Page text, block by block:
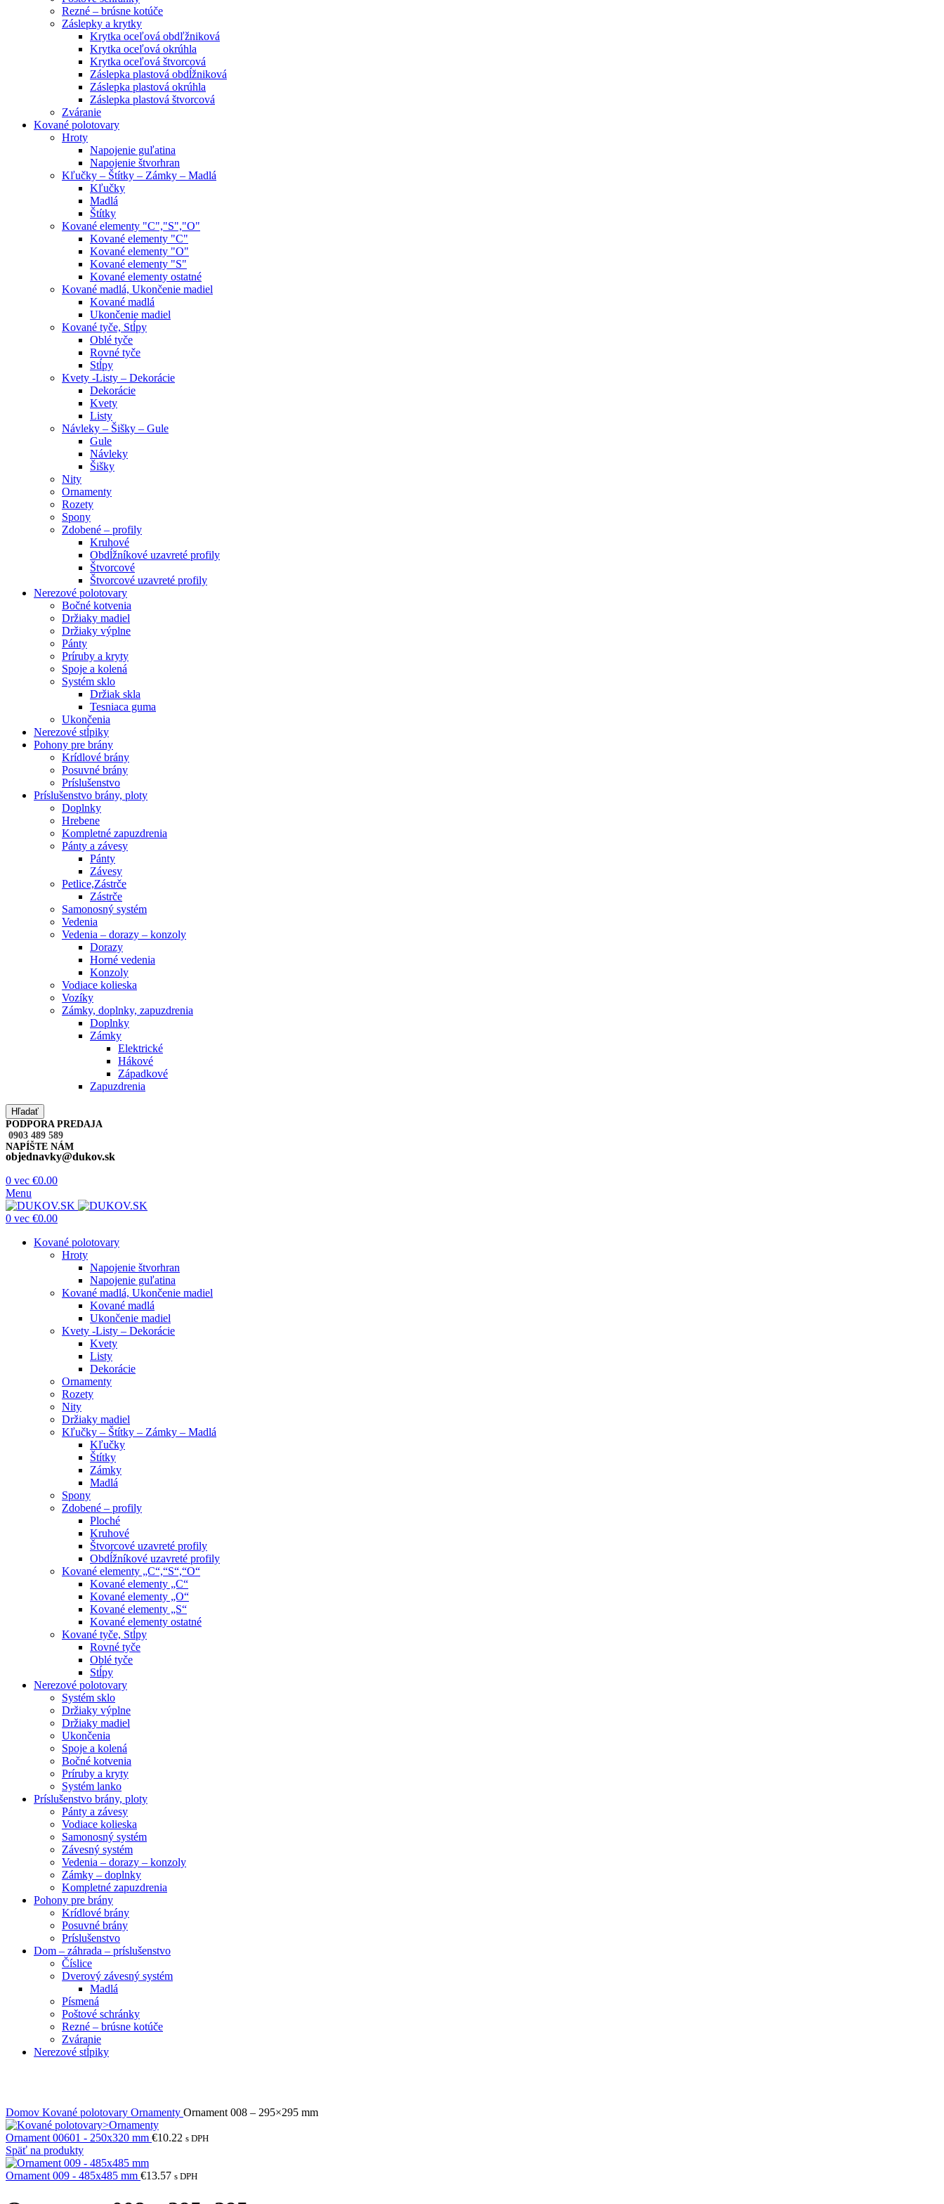
Rezné – brúsne kotúče
Záslepky a krytky
Krytka oceľová obdľžniková
Krytka oceľová okrúhla
Krytka oceľová štvorcová
Záslepka plastová obdĺžniková
Záslepka plastová okrúhla
Záslepka plastová štvorcová
Zváranie
Kované polotovary
Hroty
Napojenie guľatina
Napojenie štvorhran
Kľučky – Štítky – Zámky – Madlá
Kľučky
Madlá
Štítky
Kované elementy "C","S","O"
Kované elementy "C"
Kované elementy "O"
Kované elementy "S"
Kované elementy ostatné
Kované madlá, Ukončenie madiel
Kované madlá
Ukončenie madiel
Kované tyče, Stĺpy
Oblé tyče
Rovné tyče
Stĺpy
Kvety -Listy – Dekorácie
Dekorácie
Kvety
Listy
Návleky – Šišky – Gule
Gule
Návleky
Šišky
Nity
Ornamenty
Rozety
Spony
Zdobené – profily
Kruhové
Obdĺžníkové uzavreté profily
Štvorcové
Štvorcové uzavreté profily
Nerezové polotovary
Bočné kotvenia
Držiaky madiel
Držiaky výplne
Pánty
Príruby a kryty
Spoje a kolená
Systém sklo
Držiak skla
Tesniaca guma
Ukončenia
Nerezové stĺpiky
Pohony pre brány
Krídlové brány
Posuvné brány
Príslušenstvo
Príslušenstvo brány, ploty
Doplnky
Hrebene
Kompletné zapuzdrenia
Pánty a závesy
Pánty
Závesy
Petlice,Zástrče
Zástrče
Samonosný systém
Vedenia
Vedenia – dorazy – konzoly
Dorazy
Horné vedenia
Konzoly
Vodiace kolieska
Vozíky
Zámky, doplnky, zapuzdrenia
Doplnky
Zámky
Elektrické
Hákové
Západkové
Zapuzdrenia
Hľadať
PODPORA PREDAJA
0903 489 589
NAPÍŠTE NÁM
objednavky@dukov.sk
0 vec €0.00
Menu
0 vec €0.00
Kované polotovary
Hroty
Napojenie štvorhran
Napojenie guľatina
Kované madlá, Ukončenie madiel
Kované madlá
Ukončenie madiel
Kvety -Listy – Dekorácie
Kvety
Listy
Dekorácie
Ornamenty
Rozety
Nity
Držiaky madiel
Kľučky – Štítky – Zámky – Madlá
Kľučky
Štítky
Zámky
Madlá
Spony
Zdobené – profily
Ploché
Kruhové
Štvorcové uzavreté profily
Obdĺžníkové uzavreté profily
Kované elementy „C“,“S“,“O“
Kované elementy „C“
Kované elementy „O“
Kované elementy „S“
Kované elementy ostatné
Kované tyče, Stĺpy
Rovné tyče
Oblé tyče
Stĺpy
Nerezové polotovary
Systém sklo
Držiaky výplne
Držiaky madiel
Ukončenia
Spoje a kolená
Bočné kotvenia
Príruby a kryty
Systém lanko
Príslušenstvo brány, ploty
Pánty a závesy
Vodiace kolieska
Samonosný systém
Závesný systém
Vedenia – dorazy – konzoly
Zámky – doplnky
Kompletné zapuzdrenia
Pohony pre brány
Krídlové brány
Posuvné brány
Príslušenstvo
Dom – záhrada – príslušenstvo
Číslice
Dverový závesný systém
Madlá
Písmená
Poštové schránky
Rezné – brúsne kotúče
Zváranie
Nerezové stĺpiky
Domov Kované polotovary Ornamenty Ornament 008 – 295×295 mm
Ornament 00601 - 250x320 mm €10.22 s DPH
Späť na produkty
Ornament 009 - 485x485 mm €13.57 s DPH